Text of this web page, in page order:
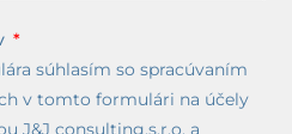
súhlasím so spracúvaním
v tomto formulári na účely
J&J consulting,s.r.o. a